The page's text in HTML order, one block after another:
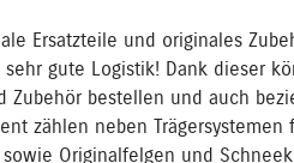
Ersatzteile und originales
sehr gute Logistik! Dank dieser
Zubehör bestellen und auch
zählen neben
Originalfelgen und